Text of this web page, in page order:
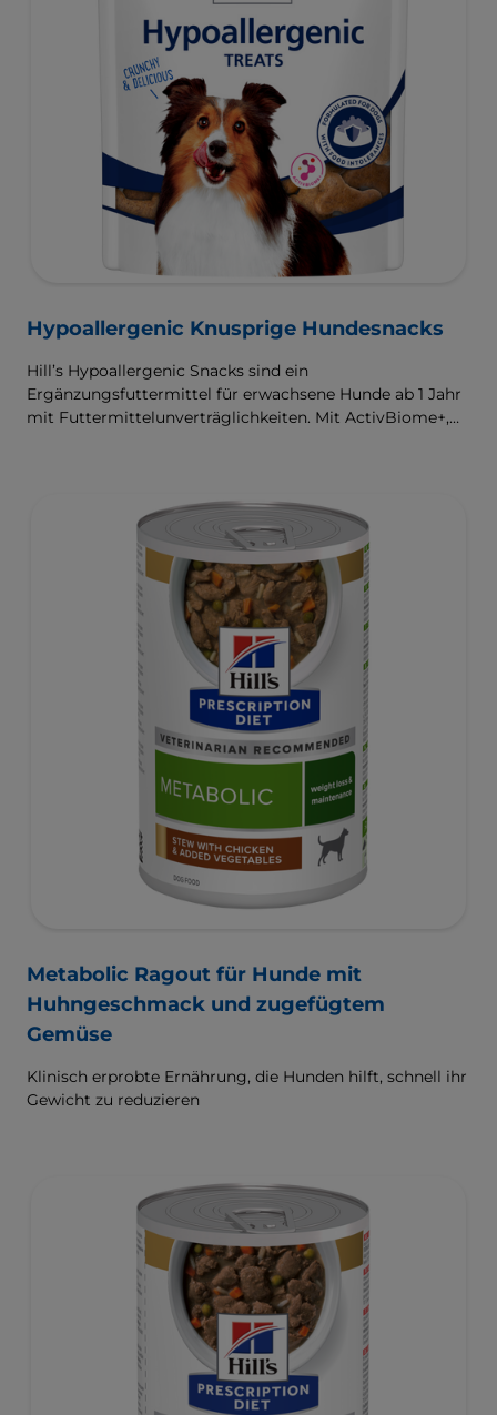
Hypoallergenic Knusprige Hundesnacks
Hill’s Hypoallergenic Snacks sind ein
Ergänzungsfuttermittel für erwachsene Hunde ab 1 Jahr
mit Futtermittelunverträglichkeiten. Mit ActivBiome+,
Hautgesundheit.
Metabolic Ragout für Hunde mit
Huhngeschmack und zugefügtem
Gemüse
Klinisch erprobte Ernährung, die Hunden hilft, schnell ihr
Gewicht zu reduzieren